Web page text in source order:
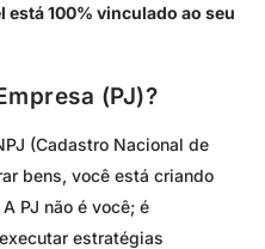
está 100% vinculado ao seu
(PJ)?
(Cadastro Nacional de
bens, você está criando
PJ não é você; é
estratégias